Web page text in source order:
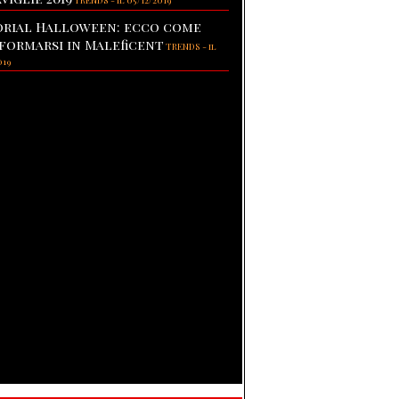
Halloween: ecco come
in Maleficent TRENDS -il